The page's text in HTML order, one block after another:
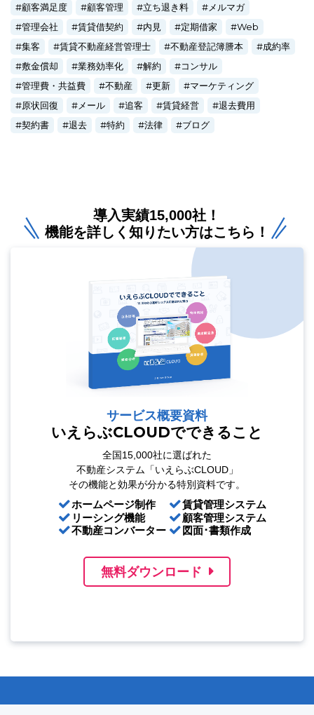
顧客満足度
顧客管理 立ち退き料
メルマガ
管理会社
賃貸借契約 内見 定期借家
Web
集客
賃貸不動産経営管理士 不動産登記簿謄本
成約率
敷金償却
業務効率化 解約
コンサル
管理費・共益費
不動産 更新
マーケティング
原状回復
メール 追客 賃貸経営
退去費用
契約書
退去 特約 法律 ブログ
導入実績15,000社！
機能を詳しく知りたい方はこちら！
サービス概要資料
いえらぶCLOUDでできること
全国15,000社に選ばれた
不動産システム「いえらぶCLOUD」
その機能と効果が分かる特別資料です。
ホームページ制作
リーシング機能
不動産コンバーター
賃貸管理システム
顧客管理システム
図面･書類作成
無料ダウンロード